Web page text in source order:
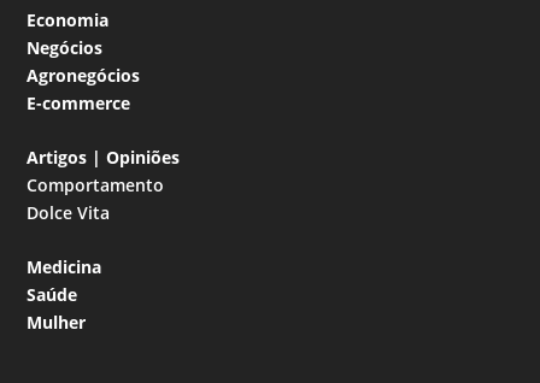
Economia
Negócios
Agronegócios
E-commerce
Artigos | Opiniões
Comportamento
Dolce Vita
Medicina
Saúde
Mulher